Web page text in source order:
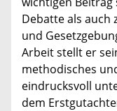
Debatte als auch
und
Arbeit stellt er
methodisches
eindrucksvoll
dem